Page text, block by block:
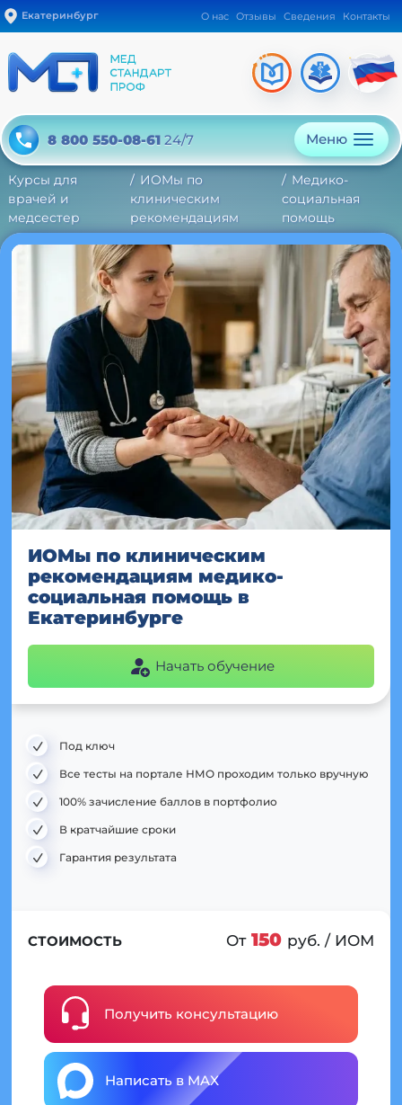
Екатеринбург О нас Отзывы Сведения Контакты
8 800 550-08-61 24/7 Меню
Курсы для
врачей и
медсестер
ИОМы по
клиническим
рекомендациям
Медико-
социальная
помощь
ИОМы по клиническим
рекомендациям медико-
социальная помощь в
Екатеринбурге
Начать обучение
Под ключ
Все тесты на портале НМО проходим только вручную
100% зачисление баллов в портфолио
В кратчайшие сроки
Гарантия результата
СТОИМОСТЬ От 150 руб. / ИОМ
Получить консультацию
Написать в MAX